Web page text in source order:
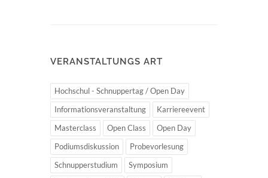
VERANSTALTUNGS ART
Hochschul - Schnuppertag / Open Day
Informationsveranstaltung
Karriereevent
Masterclass
Open Class
Open Day
Podiumsdiskussion
Probevorlesung
Schnupperstudium
Symposium